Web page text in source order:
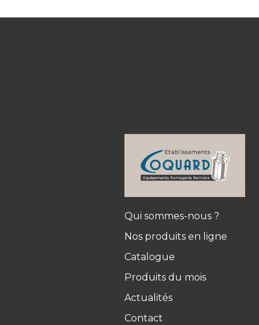
Qui sommes-nous ?
Nos produits en ligne
Catalogue
Produits du mois
Actualités
Contact